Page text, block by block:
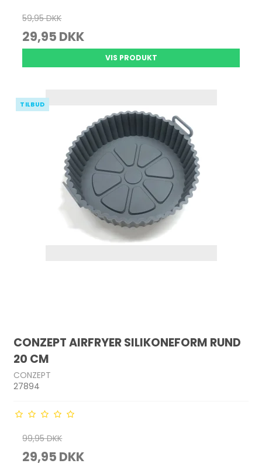
59,95 DKK
29,95 DKK
VIS PRODUKT
TILBUD
CONZEPT AIRFRYER SILIKONEFORM RUND
20 CM
CONZEPT
27894
99,95 DKK
29,95 DKK